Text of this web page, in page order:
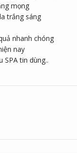
mọng
trắng sáng
nhanh chóng
nay
tin dùng..